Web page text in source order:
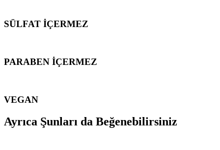
SÜLFAT İÇERMEZ
PARABEN İÇERMEZ
VEGAN
Ayrıca Şunları da Beğenebilirsiniz